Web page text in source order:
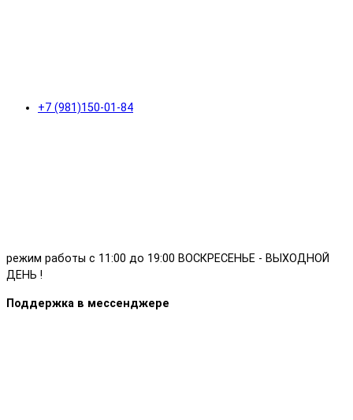
+7 (981)150-01-84
режим работы с 11:00 до 19:00 ВОСКРЕСЕНЬЕ - ВЫХОДНОЙ
ДЕНЬ !
Поддержка в мессенджере